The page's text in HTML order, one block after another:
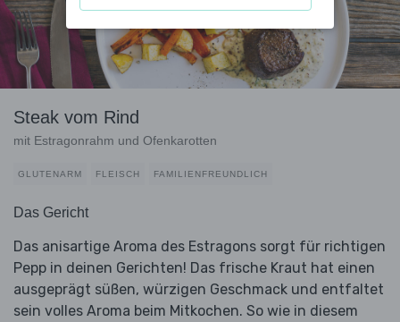
Steak vom Rind
mit Estragonrahm und Ofenkarotten
GLUTENARM FLEISCH FAMILIENFREUNDLICH
Das Gericht
Das anisartige Aroma des Estragons sorgt für richtigen
Pepp in deinen Gerichten! Das frische Kraut hat einen
ausgeprägt süßen, würzigen Geschmack und entfaltet
sein volles Aroma beim Mitkochen. So wie in diesem